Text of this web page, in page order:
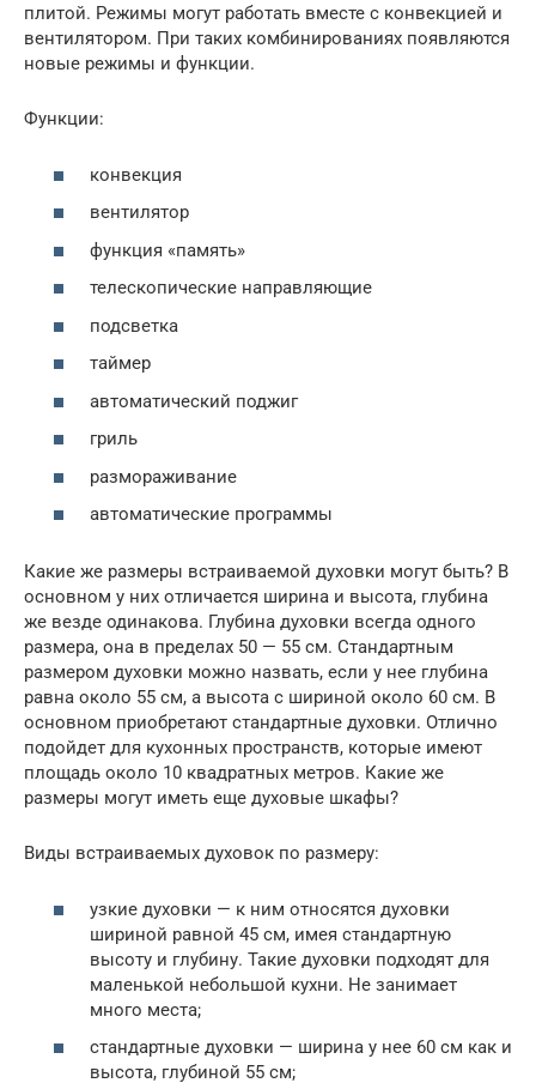
плитой. Режимы могут работать вместе с конвекцией и
вентилятором. При таких комбинированиях появляются
новые режимы и функции.
Функции:
конвекция
вентилятор
функция «память»
телескопические направляющие
подсветка
таймер
автоматический поджиг
гриль
размораживание
автоматические программы
Какие же размеры встраиваемой духовки могут быть? В
основном у них отличается ширина и высота, глубина
же везде одинакова. Глубина духовки всегда одного
размера, она в пределах 50 — 55 см. Стандартным
размером духовки можно назвать, если у нее глубина
равна около 55 см, а высота с шириной около 60 см. В
основном приобретают стандартные духовки. Отлично
подойдет для кухонных пространств, которые имеют
площадь около 10 квадратных метров. Какие же
размеры могут иметь еще духовые шкафы?
Виды встраиваемых духовок по размеру:
узкие духовки — к ним относятся духовки
шириной равной 45 см, имея стандартную
высоту и глубину. Такие духовки подходят для
маленькой небольшой кухни. Не занимает
много места;
стандартные духовки — ширина у нее 60 см как и
высота, глубиной 55 см;